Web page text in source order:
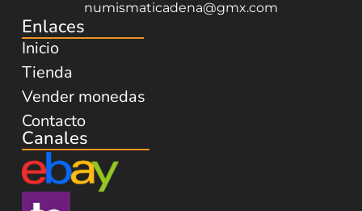
numismaticadena@gmx.com
Enlaces
Inicio
Tienda
Vender monedas
Contacto
Canales